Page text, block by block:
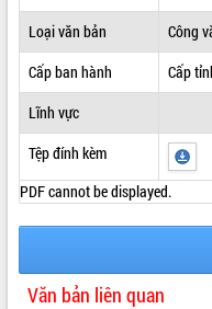
Loại văn bản
Công
Cấp ban hành
Cấp
Lĩnh vực
Tệp đính kèm
PDF cannot be displayed.
Văn bản liên quan